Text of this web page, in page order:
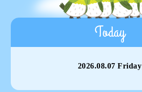
Today
2026.08.07 Friday